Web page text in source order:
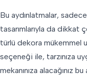
Bu aydınlatmalar,
tasarımlarıyla da dikkat
türlü dekora mükemmel
seçeneği ile, tarzınıza
mekanınıza alacağınız